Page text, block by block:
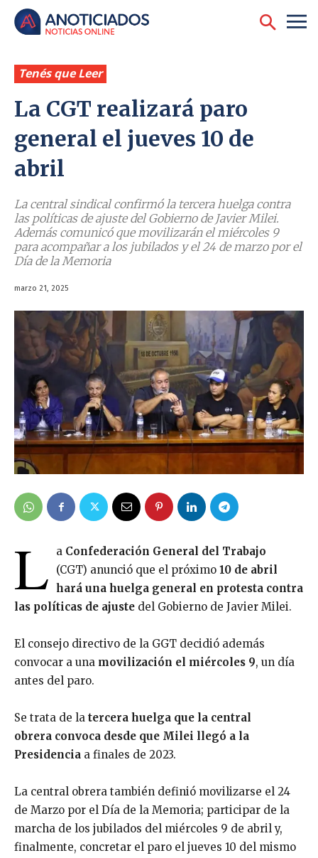
Tenés que Leer
La CGT realizará paro
general el jueves 10 de
abril
La central sindical confirmó la tercera huelga contra
las políticas de ajuste del Gobierno de Javier Milei.
Además comunicó que movilizarán el miércoles 9
para acompañar a los jubilados y el 24 de marzo por el
Día de la Memoria
marzo 21, 2025
L a Confederación General del Trabajo
(CGT) anunció que el próximo 10 de abril
hará una huelga general en protesta contra
las políticas de ajuste del Gobierno de Javier Milei.
El consejo directivo de la GGT decidió además
convocar a una movilización el miércoles 9, un día
antes del paro.
Se trata de la tercera huelga que la central
obrera convoca desde que Milei llegó a la
Presidencia a finales de 2023.
La central obrera también definió movilizarse el 24
de Marzo por el Día de la Memoria; participar de la
marcha de los jubilados del miércoles 9 de abril y,
finalmente, concretar el paro el jueves 10 del mismo